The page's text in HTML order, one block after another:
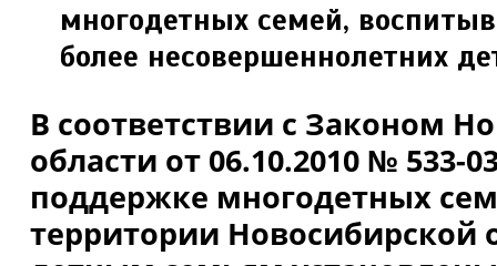
много­детных семей,
более несовершенно­летних
В соответствии с Законом
области от 06.10.2010 № 533-
поддержке многодет­ных
территории Новосибирской